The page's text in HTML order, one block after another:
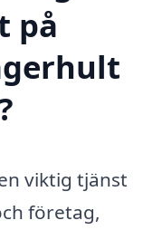
på
viktig tjänst
företag,